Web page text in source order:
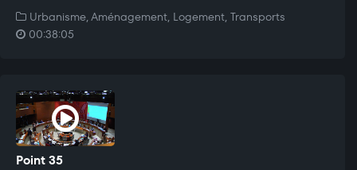
Urbanisme, Aménagement, Logement, Transports
00:38:05
Point 35